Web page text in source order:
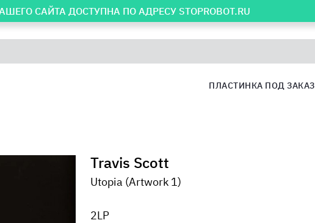
САЙТА ДОСТУПНА ПО АДРЕСУ STOPROBOT.RU
ПЛАСТИНКА ПОД ЗАКАЗ
Travis Scott
Utopia (Artwork 1)
2LP